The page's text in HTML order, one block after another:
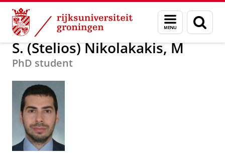
Skip
Content
Skip
Navigation
Menu
en
zoeken
Over ons S. (Stelios) Nikolakakis, M
S. (Stelios) Nikolakakis, M
PhD student